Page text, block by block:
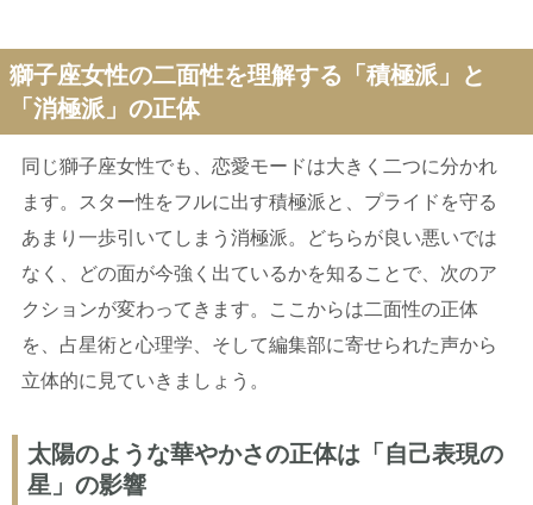
獅子座女性の二面性を理解する「積極派」と
「消極派」の正体
同じ獅子座女性でも、恋愛モードは大きく二つに分かれ
ます。スター性をフルに出す積極派と、プライドを守る
あまり一歩引いてしまう消極派。どちらが良い悪いでは
なく、どの面が今強く出ているかを知ることで、次のア
クションが変わってきます。ここからは二面性の正体
を、占星術と心理学、そして編集部に寄せられた声から
立体的に見ていきましょう。
太陽のような華やかさの正体は「自己表現の
星」の影響